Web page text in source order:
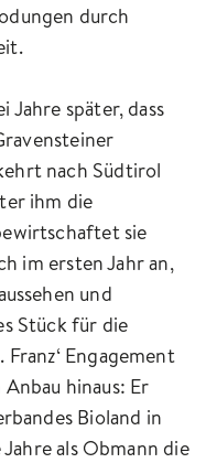
durch
Jahre später, dass
nach Südtirol
ihm die
sie
im ersten Jahr an,
und
Stück für die
Engagement
hinaus: Er
Bioland in
als Obmann die